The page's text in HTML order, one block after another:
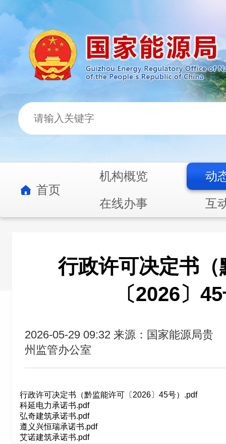
首页
机构概览
动
在线办事
互
行政许可决定书（
〔2026〕
2026-05-29 09:32 来源：国家能源局贵
州监管办公室
行政许可决定书（黔监能许可〔2026〕45号）.pdf
科延电力承诺书.pdf
弘奇建筑承诺书.pdf
遵义兴恒瑞承诺书.pdf
艾诺建筑承诺书.pdf